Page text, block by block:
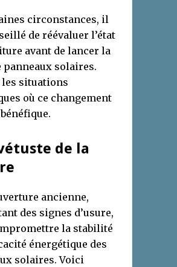
circonstances, il
de réévaluer l’état
avant de lancer la
panneaux solaires.
les situations
où ce changement
bénéfique.
de la
ancienne,
des signes d’usure,
la stabilité
énergétique des
solaires. Voici